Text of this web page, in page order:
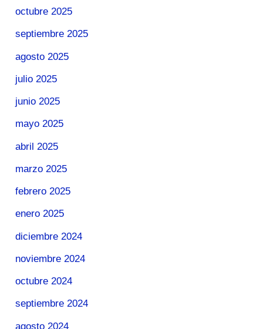
octubre 2025
septiembre 2025
agosto 2025
julio 2025
junio 2025
mayo 2025
abril 2025
marzo 2025
febrero 2025
enero 2025
diciembre 2024
noviembre 2024
octubre 2024
septiembre 2024
agosto 2024